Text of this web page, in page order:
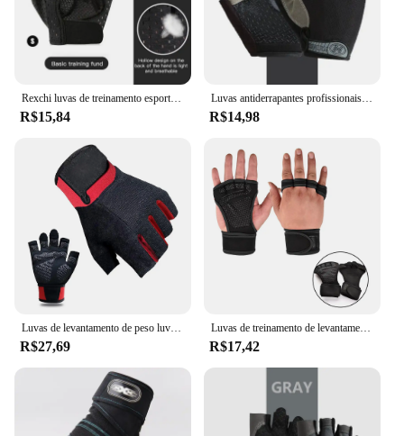
R$15,84
Luvas antiderrapantes profissionais sem dedos para homens e mulheres, meio dedo, respirável, ginásio, fitness, pesca, ciclismo, bicicleta, bicicleta, fêmea, verão
R$14,98
R$27,69
Luvas de treinamento de levantamento de peso fitness esportes construção do corpo ginásio mão pulso palma protetor luvas mtb ciclismo luvas para homens
R$17,42